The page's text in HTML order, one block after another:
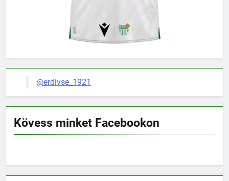
@erdivse_1921
Kövess minket Facebookon